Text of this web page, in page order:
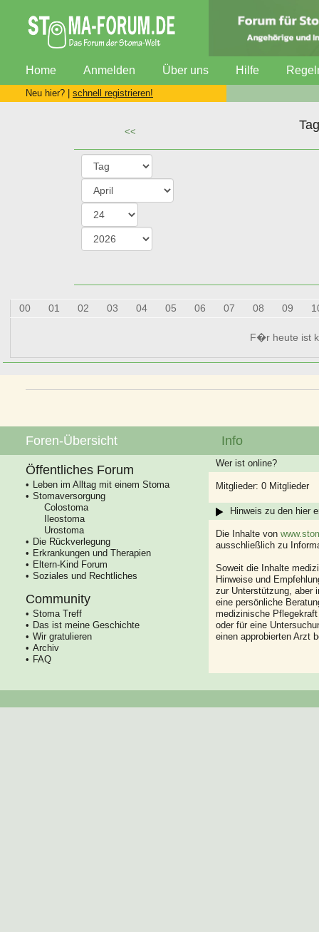
Home Anmelden Über uns Hilfe
Neu hier? | schnell registrieren!
<<
00 01 02 03 04 05 06 07 08 09
F�r heute ist
Foren-Übersicht
Öffentliches Forum
Leben im Alltag mit einem Stoma
Stomaversorgung
Colostoma
Ileostoma
Urostoma
Die Rückverlegung
Erkrankungen und Therapien
Eltern-Kind Forum
Soziales und Rechtliches
Community
Stoma Treff
Das ist meine Geschichte
Wir gratulieren
Archiv
FAQ
Info
Wer ist online?
Mitglieder: 0 Mitglieder
Hinweis zu den hier
Die Inhalte von
ausschließlich zu
Soweit die Inhalte
Hinweise und
zur Unterstützung, aber
eine persönliche
medizinische
oder für eine
einen approbierten Arzt